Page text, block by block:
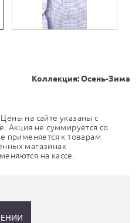
Коллекция: Осень-Зима
Цены на сайте указаны с
Акция не суммируется со
применяется к товарам
магазинах
на кассе.